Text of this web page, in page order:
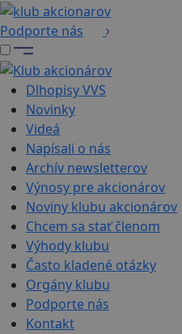
Podporte nás
Dlhopisy VVS
Novinky
Videá
Napísali o nás
Archív newsletterov
Výnosy pre akcionárov
Noviny klubu akcionárov
Chcem sa stať členom
Výhody klubu
Často kladené otázky
Orgány klubu
Podporte nás
Kontakt